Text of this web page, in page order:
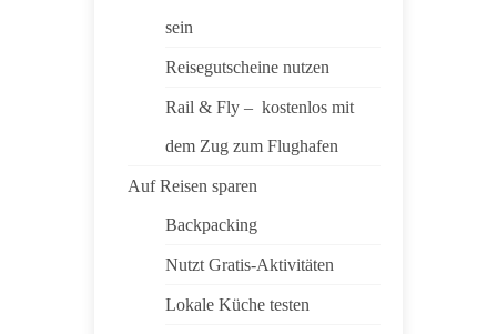
sein
Reisegutscheine nutzen
Rail & Fly – kostenlos mit
dem Zug zum Flughafen
Auf Reisen sparen
Backpacking
Nutzt Gratis-Aktivitäten
Lokale Küche testen